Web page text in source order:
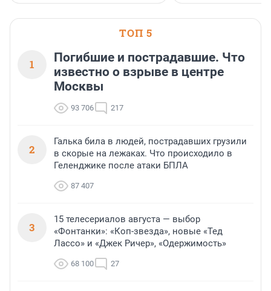
ТОП 5
1
Погибшие и пострадавшие. Что
известно о взрыве в центре
Москвы
93 706 217
2
Галька била в людей, пострадавших грузили
в скорые на лежаках. Что происходило в
Геленджике после атаки БПЛА
87 407
3
15 телесериалов августа — выбор
«Фонтанки»: «Коп-звезда», новые «Тед
Лассо» и «Джек Ричер», «Одержимость»
68 100 27